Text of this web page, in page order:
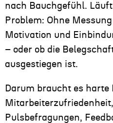
nach Bauchgefühl.
Problem: Ohne
Motivation und
– oder ob die
ausgestiegen ist.
Darum braucht es harte
Pulsbefragungen,